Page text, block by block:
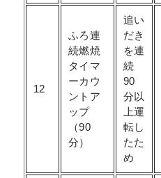
12
ふろ連
続燃焼
タイマ
ーカウ
ントア
ップ
（90
分）
追い
だき
を連
続
90
分以
上運
転し
たた
め